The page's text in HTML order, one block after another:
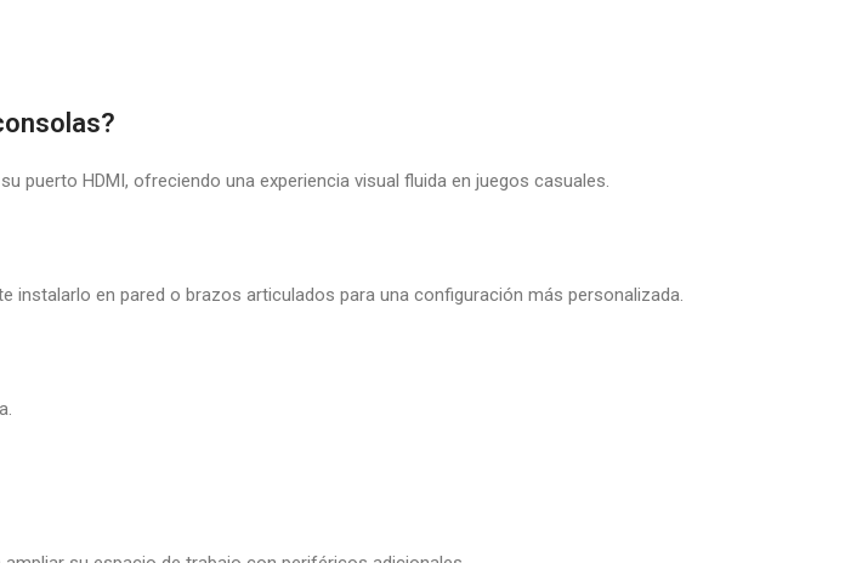
puerto HDMI, ofreciendo una experiencia visual fluida en juegos casuales.
en pared o brazos articulados para una configuración más personalizada.